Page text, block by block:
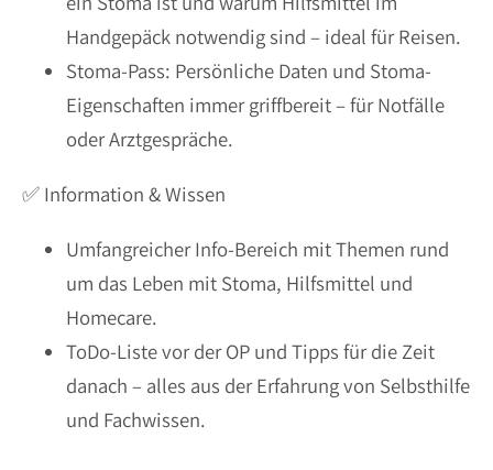
Handgepäck notwendig sind – ideal für Reisen.
Stoma-Pass: Persönliche Daten und Stoma-
Eigenschaften immer griffbereit – für Notfälle
oder Arztgespräche.
✅ Information & Wissen
Umfangreicher Info-Bereich mit Themen rund
um das Leben mit Stoma, Hilfsmittel und
Homecare.
ToDo-Liste vor der OP und Tipps für die Zeit
danach – alles aus der Erfahrung von Selbsthilfe
und Fachwissen.